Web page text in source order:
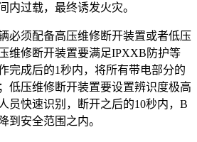
内过载，最终诱发火灾。
必须配备高压维修断开装置或者低压
维修断开装置要满足IPXXB防护等
完成后的1秒内，将所有带电部分的
低压维修断开装置要设置辨识度极高
员快速识别，断开之后的10秒内，B
到安全范围之内。